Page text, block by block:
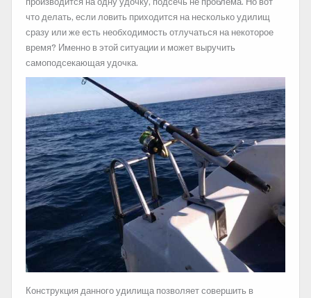
что делать, если ловить приходится на несколько удилищ
сразу или же есть необходимость отлучаться на некоторое
время? Именно в этой ситуации и может выручить
самоподсекающая удочка.
Конструкция данного удилища позволяет совершить в